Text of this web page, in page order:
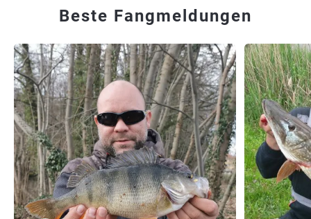
Beste Fangmeldungen